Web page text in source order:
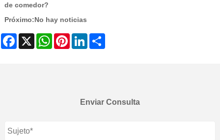
de comedor?
Próximo:No hay noticias
Facebook
X WhatsAppPinterestLinkedIn
Enviar Consulta